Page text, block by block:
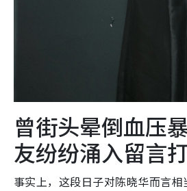
曾街头晕倒血压
友纷纷涌入留言
事实上，这段日子对陈晓华而言